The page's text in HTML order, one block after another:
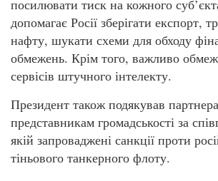
посилювати тиск на кожного
допомагає Росії зберігати експорт,
нафту, шукати схеми для обходу
обмежень. Крім того, важливо
сервісів штучного інтелекту.
Президент також подякував
представникам громадськості за
якій запроваджені санкції проти
тіньового танкерного флоту.